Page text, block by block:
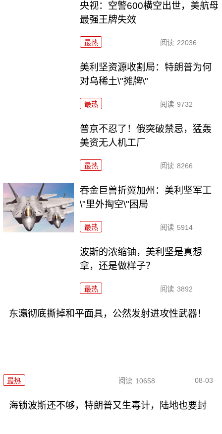
央视：空警600横空出世，美航母
最强王牌失效
最热 阅读 22036
美利坚资源收割局：特朗普为何
对乌稀土\"摊牌\"
最热 阅读 9732
普京不忍了！俄突破禁忌，猛轰
美资无人机工厂
最热 阅读 8266
吞金巨兽折翼加州：美利坚军工
\"里外掏空\"困局
最热 阅读 5914
波斯的浓缩铀，美利坚是真想
拿，还是做样子？
最热 阅读 3892
东瀛彻底撕掉和平面具，公然发射进攻性武器！
最热 阅读 10658 08-03
海锁波斯还不够，特朗普又生毒计，陆地也要封